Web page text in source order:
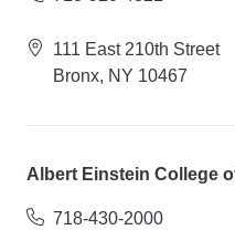
111 East 210th Street
Bronx, NY 10467
Albert Einstein College
718-430-2000